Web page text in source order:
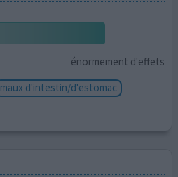
énormement d'effets
maux d'intestin/d'estomac